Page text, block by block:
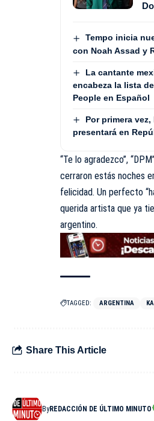
Tempo inicia
con Noah Assad y
La cantante
encabeza la lista
People en Español
Por primera
presentará en
“Te lo agradezco”,
cerraron estás noches
felicidad. Un perfecto
querida artista que ya
argentino.
TAGGED: ARGENTINA
Share This Article
ByREDACCIÓN DE ÚLTIMO MINUTO